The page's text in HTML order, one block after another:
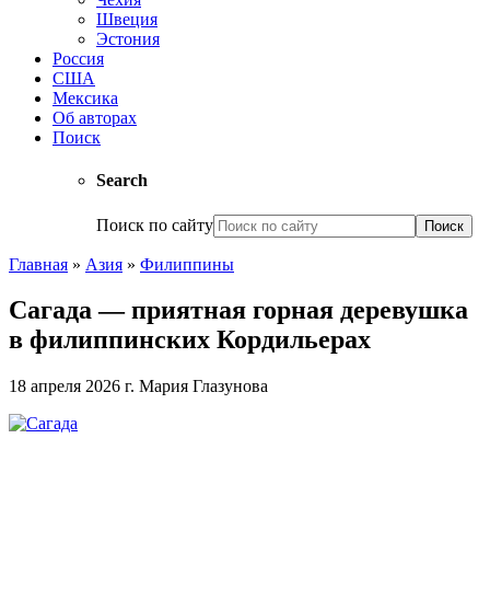
Швеция
Эстония
Россия
США
Мексика
Об авторах
Поиск
Search
Поиск по сайту
Главная » Азия » Филиппины
Сагада — приятная горная деревушка
в филиппинских Кордильерах
18 апреля 2026 г. Мария Глазунова